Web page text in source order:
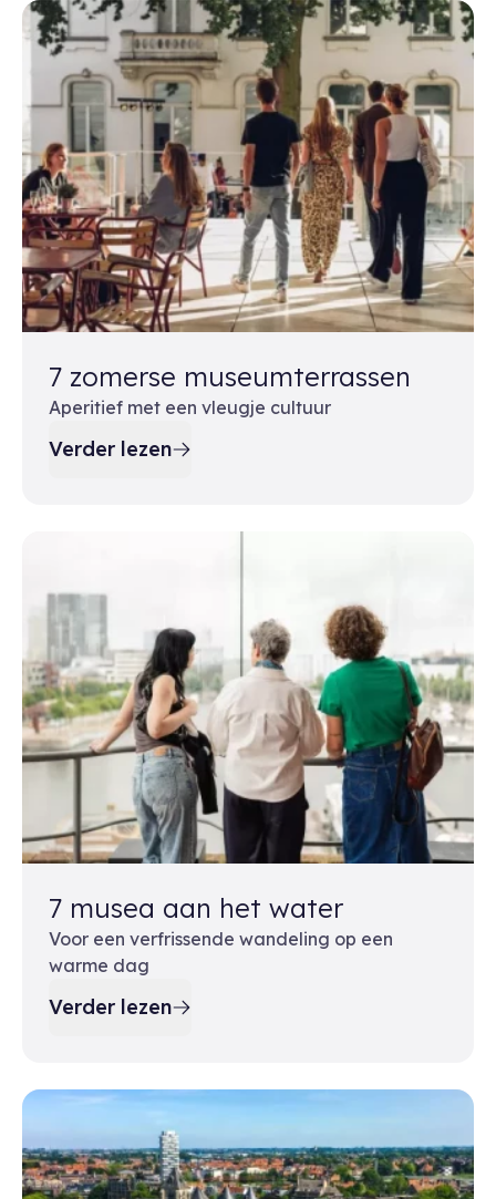
7 zomerse museumterrassen
Aperitief met een vleugje cultuur
Verder lezen
7 musea aan het water
Voor een verfrissende wandeling op een
warme dag
Verder lezen